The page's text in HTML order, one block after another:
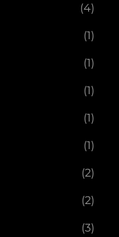
(4)
(1)
(1)
(1)
(1)
(1)
(2)
(2)
(3)